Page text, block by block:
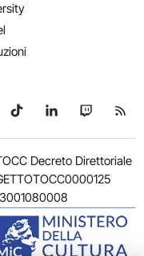
WhatsApp
su Telegram
Seguici su TikTok
Seguici su
Seguici
Decreto Direttoriale